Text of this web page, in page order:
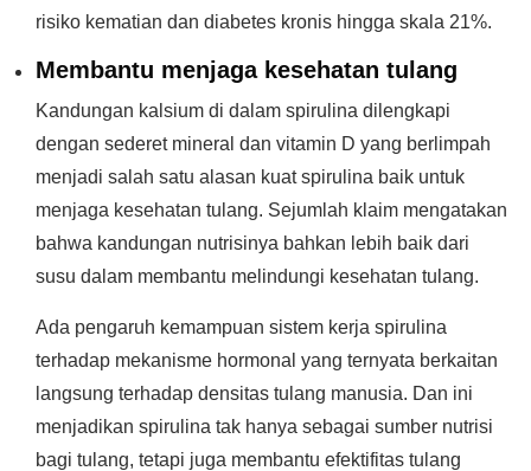
risiko kematian dan diabetes kronis hingga skala 21%.
Membantu menjaga kesehatan tulang
Kandungan kalsium di dalam spirulina dilengkapi
dengan sederet mineral dan vitamin D yang berlimpah
menjadi salah satu alasan kuat spirulina baik untuk
menjaga kesehatan tulang. Sejumlah klaim mengatakan
bahwa kandungan nutrisinya bahkan lebih baik dari
susu dalam membantu melindungi kesehatan tulang.
Ada pengaruh kemampuan sistem kerja spirulina
terhadap mekanisme hormonal yang ternyata berkaitan
langsung terhadap densitas tulang manusia. Dan ini
menjadikan spirulina tak hanya sebagai sumber nutrisi
bagi tulang, tetapi juga membantu efektifitas tulang